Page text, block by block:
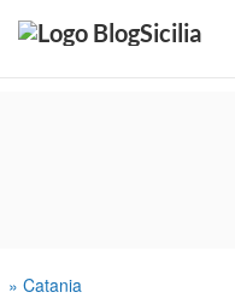
» Catania